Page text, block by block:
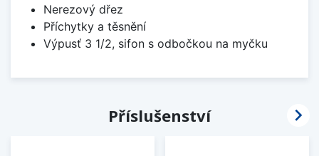
Nerezový dřez
Příchytky a těsnění
Výpusť 3 1/2, sifon s odbočkou na myčku
Příslušenství 